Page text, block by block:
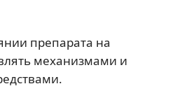
препарата на
механизмами и